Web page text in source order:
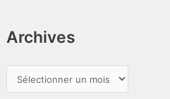
Archives
r